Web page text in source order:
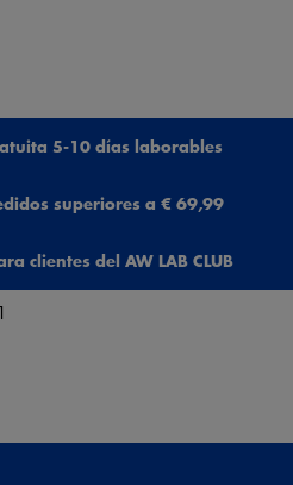
5-10 días laborables
superiores a € 69,99
clientes del AW LAB CLUB